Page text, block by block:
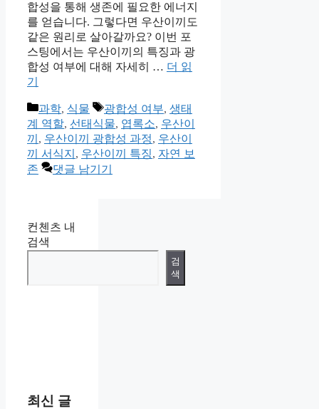
합성을 통해 생존에 필요한 에너지
를 얻습니다. 그렇다면 우산이끼도
같은 원리로 살아갈까요? 이번 포
스팅에서는 우산이끼의 특징과 광
합성 여부에 대해 자세히 … 더 읽
기
카
테
고
리
과학, 식물
태
그
광합성 여부, 생태
계 역할, 선태식물, 엽록소, 우산이
끼 , 우산이끼 광합성 과정, 우산이
끼 서식지 , 우산이끼 특징, 자연 보
존
댓글 남기기
컨첸츠 내
검색
검
색
최신 글